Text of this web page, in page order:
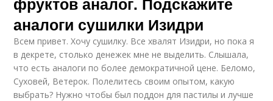
аналоги сушилки Изидри
Всем привет. Хочу сушилку. Все хвалят Изидри, но пока я
в декрете, столько денежек мне не выделить. Слышала,
что есть аналоги по более демократичной цене. Беломо,
Суховей, Ветерок. Полелитесь своим опытом, какую
выбрать? Нужно чтобы был поддон для пастилы и лучше